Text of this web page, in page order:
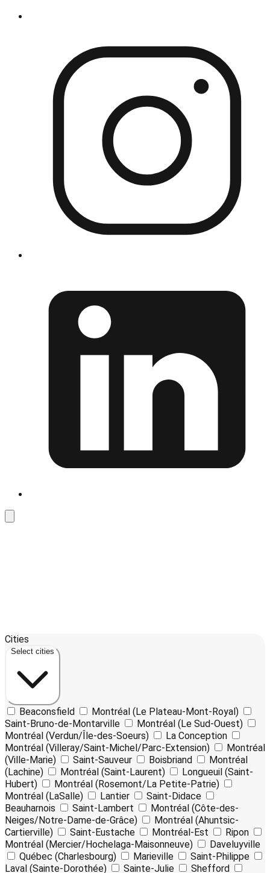
+
−
Cities
Select cities
Beaconsfield
Montréal (Le Plateau-Mont-Royal)
Saint-Bruno-de-Montarville
Montréal (Le Sud-Ouest)
Montréal (Verdun/Île-des-Soeurs)
La Conception
Montréal (Villeray/Saint-Michel/Parc-Extension)
Montréal
(Ville-Marie)
Saint-Sauveur Boisbriand
Montréal
(Lachine)
Montréal (Saint-Laurent)
Longueuil (Saint-
Hubert)
Montréal (Rosemont/La Petite-Patrie)
Montréal (LaSalle)
Lantier
Saint-Didace
Beauharnois
Saint-Lambert
Montréal (Côte-des-
Neiges/Notre-Dame-de-Grâce)
Montréal (Ahuntsic-
Cartierville)
Saint-Eustache Montréal-Est
Ripon
Montréal (Mercier/Hochelaga-Maisonneuve)
Daveluyville
Québec (Charlesbourg)
Marieville
Saint-Philippe
Laval (Sainte-Dorothée)
Sainte-Julie Shefford